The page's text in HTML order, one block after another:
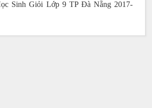
Sinh Giỏi Lớp 9 TP Đà Nẵng 2017-